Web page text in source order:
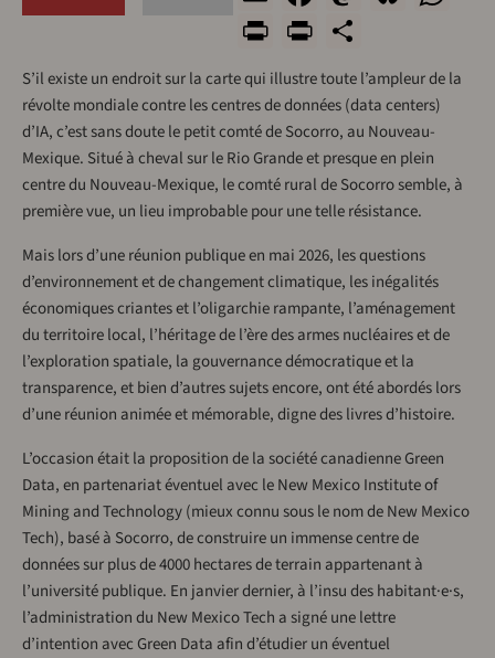
Print
S’il existe un endroit sur la carte qui illustre toute l’ampleur de la
révolte mondiale contre les centres de données (data centers)
d’IA, c’est sans doute le petit comté de Socorro, au Nouveau-
Mexique. Situé à cheval sur le Rio Grande et presque en plein
centre du Nouveau-Mexique, le comté rural de Socorro semble, à
première vue, un lieu improbable pour une telle résistance.
Mais lors d’une réunion publique en mai 2026, les questions
d’environnement et de changement climatique, les inégalités
économiques criantes et l’oligarchie rampante, l’aménagement
du territoire local, l’héritage de l’ère des armes nucléaires et de
l’exploration spatiale, la gouvernance démocratique et la
transparence, et bien d’autres sujets encore, ont été abordés lors
d’une réunion animée et mémorable, digne des livres d’histoire.
L’occasion était la proposition de la société canadienne Green
Data, en partenariat éventuel avec le New Mexico Institute of
Mining and Technology (mieux connu sous le nom de New Mexico
Tech), basé à Socorro, de construire un immense centre de
données sur plus de 4000 hectares de terrain appartenant à
l’université publique. En janvier dernier, à l’insu des habitant·e·s,
l’administration du New Mexico Tech a signé une lettre
d’intention avec Green Data afin d’étudier un éventuel